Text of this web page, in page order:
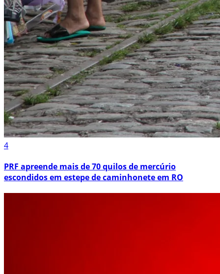
4
PRF apreende mais de 70 quilos de mercúrio
escondidos em estepe de caminhonete em RO